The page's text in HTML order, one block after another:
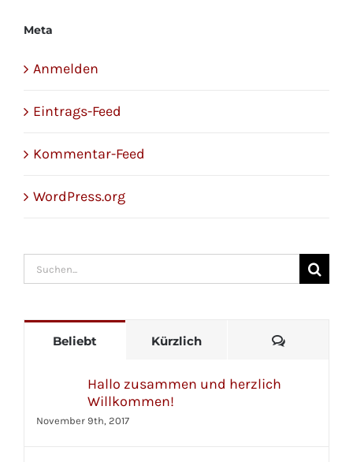
Meta
Anmelden
Eintrags-Feed
Kommentar-Feed
WordPress.org
Suche
Beliebt Kürzlich
Hallo zusammen und herzlich
Willkommen!
November 9th, 2017